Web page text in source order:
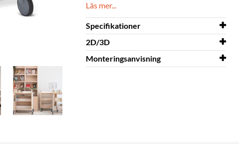
Läs mer...
Specifikationer
Bredd
Djup
350 mm
2D/3D
2D/3D Öland.dwg
Monteringsanvisning